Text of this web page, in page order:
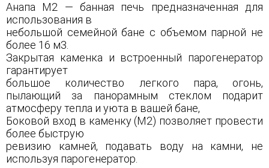
Анапа М2 — банная печь предназначенная для
использования в
небольшой семейной бане с объемом парной не
более 16 м3.
Закрытая каменка и встроенный парогенератор
гарантирует
большое количество легкого пара, огонь,
пылающий за панорамным стеклом подарит
атмосферу тепла и уюта в вашей бане,
Боковой вход в каменку (М2) позволяет провести
более быструю
ревизию камней, подавать воду на камни, не
используя парогенератор.